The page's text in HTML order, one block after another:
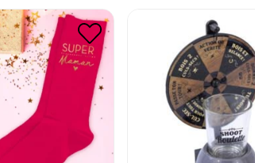
MAMAN
€ 4.50€
11.00€